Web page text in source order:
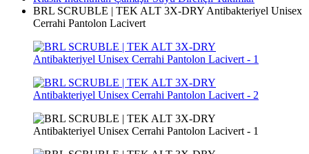
BRL SCRUBLE | TEK ALT 3X-DRY Antibakteriyel Unisex
Cerrahi Pantolon Lacivert